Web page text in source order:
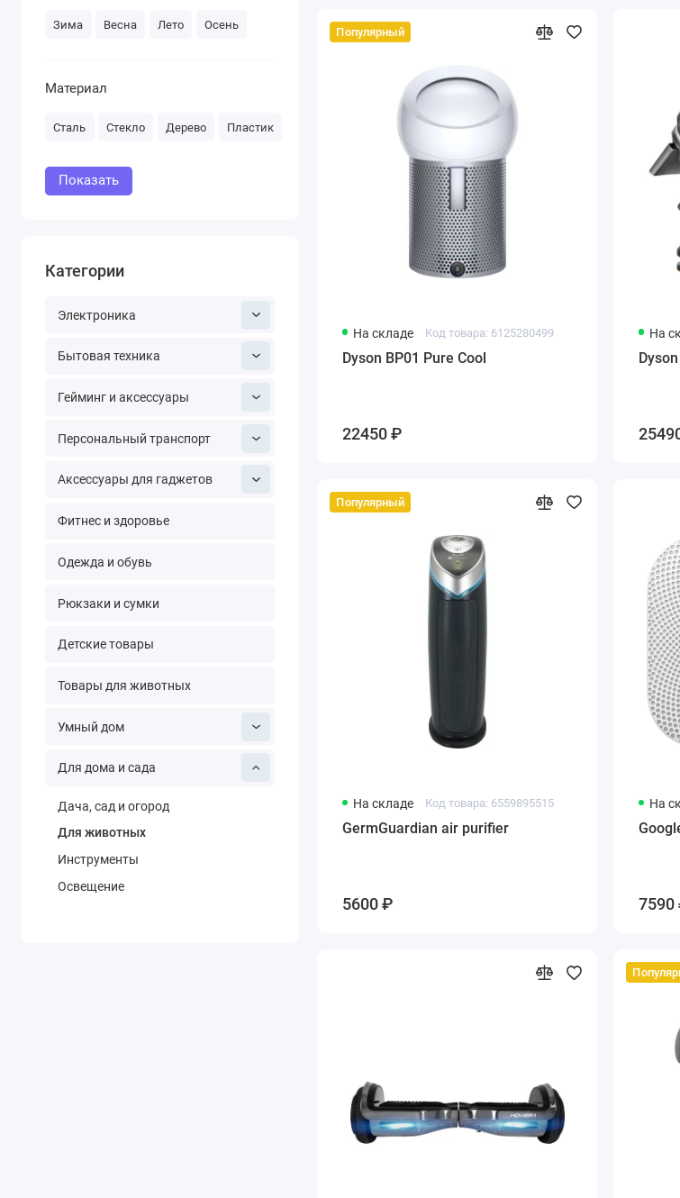
Зима Весна Лето Осень
Материал
Сталь Стекло Дерево Пластик
Показать
Категории
Электроника
Бытовая техника
Гейминг и аксессуары
Персональный транспорт
Аксессуары для гаджетов
Фитнес и здоровье
Одежда и обувь
Рюкзаки и сумки
Детские товары
Товары для животных
Умный дом
Для дома и сада
Дача, сад и огород
Для животных
Инструменты
Освещение
Популярный
На складе Код товара: 6125280499
Dyson BP01 Pure Cool
22450 ₽
На
Популярный
На складе Код товара: 6559895515
GermGuardian air purifier
5600 ₽
На
7590